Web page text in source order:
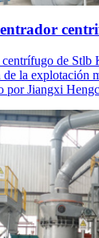
de Stlb
de la explotación
por Jiangxi